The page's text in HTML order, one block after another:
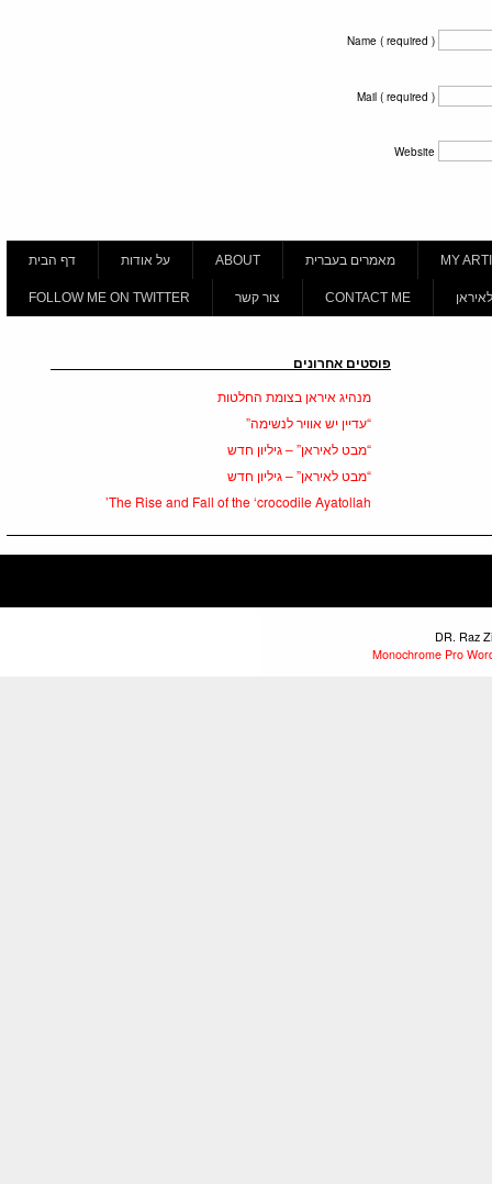
דף הבית על אודות ABOUT מאמרים בעברית MY
FOLLOW ME ON TWITTER צור קשר CONTACT ME
פוסטים אחרונים
מנהיג איראן בצומת החלטות
“עדיין יש אוויר לנשימה”
“מבט לאיראן” – גיליון חדש
“מבט לאיראן” – גיליון חדש
The Rise and Fall of the ‘crocodile Ayatollah’
Monochrome Pro